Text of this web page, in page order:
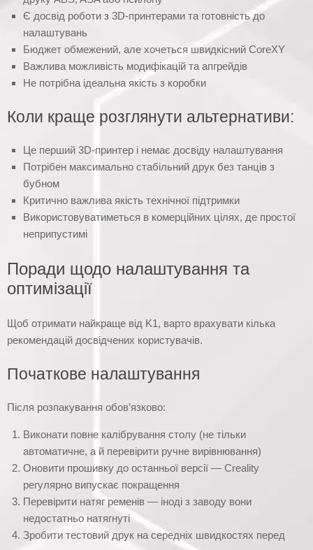
Є досвід роботи з 3D-принтерами та готовність до
налаштувань
Бюджет обмежений, але хочеться швидкісний CoreXY
Важлива можливість модифікацій та апгрейдів
Не потрібна ідеальна якість з коробки
Коли краще розглянути альтернативи:
Це перший 3D-принтер і немає досвіду налаштування
Потрібен максимально стабільний друк без танців з
бубном
Критично важлива якість технічної підтримки
Використовуватиметься в комерційних цілях, де простої
неприпустимі
Поради щодо налаштування та
оптимізації
Щоб отримати найкраще від K1, варто врахувати кілька
рекомендацій досвідчених користувачів.
Початкове налаштування
Після розпакування обов’язково:
Виконати повне калібрування столу (не тільки
автоматичне, а й перевірити ручне вирівнювання)
Оновити прошивку до останньої версії — Creality
регулярно випускає покращення
Перевірити натяг ременів — іноді з заводу вони
недостатньо натягнуті
Зробити тестовий друк на середніх швидкостях перед